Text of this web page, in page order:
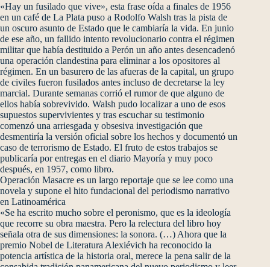
«Hay un fusilado que vive», esta frase oída a finales de 1956
en un café de La Plata puso a Rodolfo Walsh tras la pista de
un oscuro asunto de Estado que le cambiaría la vida. En junio
de ese año, un fallido intento revolucionario contra el régimen
militar que había destituido a Perón un año antes desencadenó
una operación clandestina para eliminar a los opositores al
régimen. En un basurero de las afueras de la capital, un grupo
de civiles fueron fusilados antes incluso de decretarse la ley
marcial. Durante semanas corrió el rumor de que alguno de
ellos había sobrevivido. Walsh pudo localizar a uno de esos
supuestos supervivientes y tras escuchar su testimonio
comenzó una arriesgada y obsesiva investigación que
desmentiría la versión oficial sobre los hechos y documentó un
caso de terrorismo de Estado. El fruto de estos trabajos se
publicaría por entregas en el diario Mayoría y muy poco
después, en 1957, como libro.
Operación Masacre es un largo reportaje que se lee como una
novela y supone el hito fundacional del periodismo narrativo
en Latinoamérica
«Se ha escrito mucho sobre el peronismo, que es la ideología
que recorre su obra maestra. Pero la relectura del libro hoy
señala otra de sus dimensiones: la sonora. (…) Ahora que la
premio Nobel de Literatura Alexiévich ha reconocido la
potencia artística de la historia oral, merece la pena salir de la